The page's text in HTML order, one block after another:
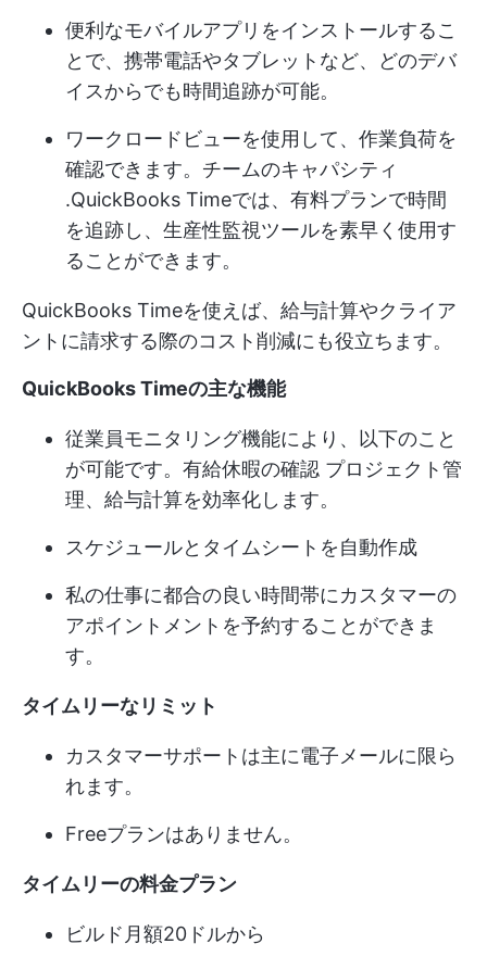
便利なモバイルアプリをインストールするこ
とで、携帯電話やタブレットなど、どのデバ
イスからでも時間追跡が可能。
ワークロードビューを使用して、作業負荷を
確認できます。 チームのキャパシティ
.QuickBooks Timeでは、有料プランで時間
を追跡し、生産性監視ツールを素早く使用す
ることができます。
QuickBooks Timeを使えば、給与計算やクライア
ントに請求する際のコスト削減にも役立ちます。
QuickBooks Timeの主な機能
従業員モニタリング機能により、以下のこと
が可能です。 有給休暇の確認 プロジェクト管
理、給与計算を効率化します。
スケジュールとタイムシートを自動作成
私の仕事に都合の良い時間帯にカスタマーの
アポイントメントを予約することができま
す。
タイムリーなリミット
カスタマーサポートは主に電子メールに限ら
れます。
Freeプランはありません。
タイムリーの料金プラン
ビルド月額20ドルから